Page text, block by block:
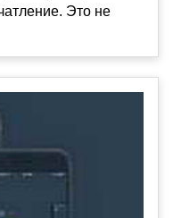
Это не